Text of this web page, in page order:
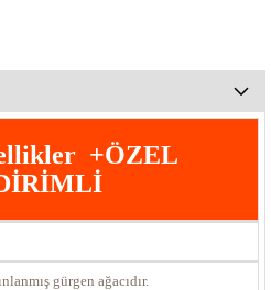
+ÖZEL
gürgen ağacıdır.